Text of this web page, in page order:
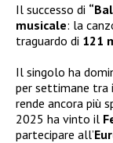
Il successo di
musicale: la
traguardo di 121
Il singolo ha
per settimane tra
rende ancora più
2025 ha vinto il
partecipare all’